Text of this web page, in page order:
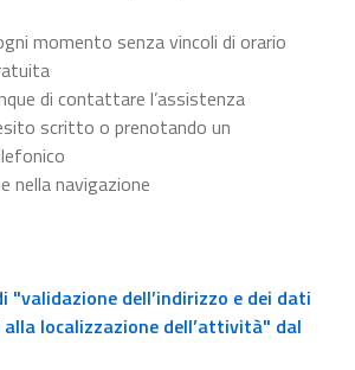
momento senza vincoli di orario
di contattare l’assistenza
scritto o prenotando un
nella navigazione
"validazione dell’indirizzo e dei dati
localizzazione dell’attività" dal